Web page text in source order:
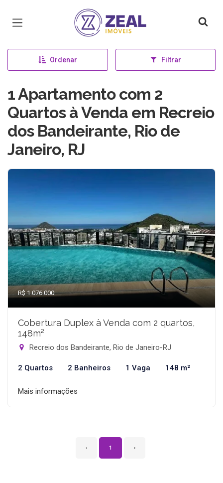
Página inicial
Ordenar Filtrar
1 Apartamento com 2
Quartos à Venda em Recreio
dos Bandeirante, Rio de
Janeiro, RJ
R$ 1.076.000
Cobertura Duplex à Venda com 2 quartos,
148m²
Recreio dos Bandeirante, Rio de Janeiro-RJ
2 Quartos 2 Banheiros 1 Vaga 148 m²
Mais informações
‹ 1 ›